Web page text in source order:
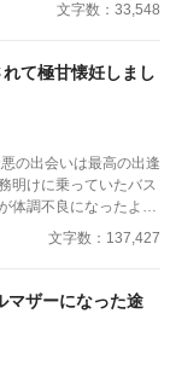
文字数：33,548
て極甘懐妊しまし
の出会いは最高の出逢
ってバスに乗り込ん
者と思われるボサボサ
言う間もなく、救急
文字数：137,427
マザーになった途